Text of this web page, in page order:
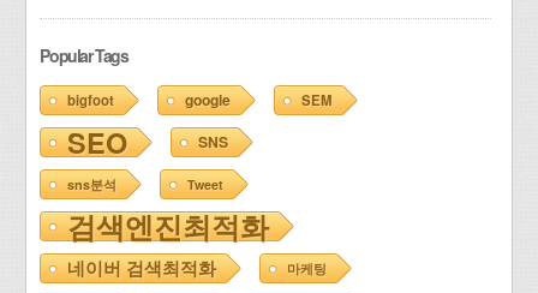
Popular Tags
bigfoot google SEM
SEO SNS
sns분석 Tweet
검색엔진최적화
네이버 검색최적화 마케팅